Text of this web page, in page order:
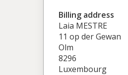
Billing address
Laia MESTRE
11 op der Gewan
Olm
8296
Luxembourg